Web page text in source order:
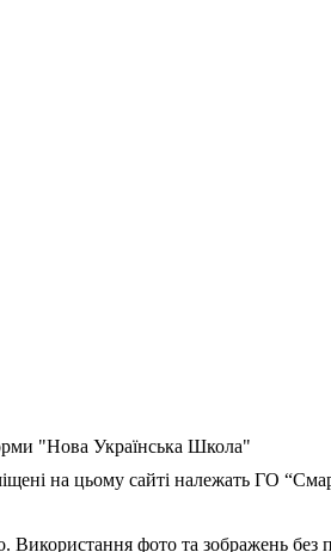
"Нова Українська Школа"
на цьому сайті належать ГО
Використання фото та зображень без